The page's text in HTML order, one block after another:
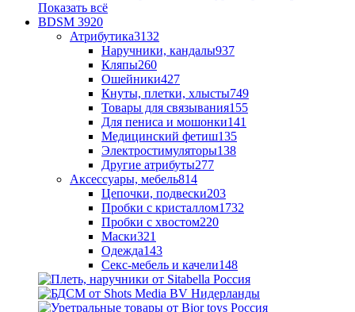
Показать всё
BDSM 3920
Атрибутика3132
Наручники, кандалы937
Кляпы260
Ошейники427
Кнуты, плетки, хлысты749
Товары для связывания155
Для пениса и мошонки141
Медицинский фетиш135
Электростимуляторы138
Другие атрибуты277
Аксессуары, мебель814
Цепочки, подвески203
Пробки с кристаллом1732
Пробки с хвостом220
Маски321
Одежда143
Секс-мебель и качели148